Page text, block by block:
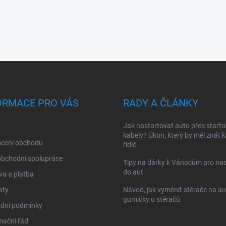
PRO VÁS
obchodu
spolupráce
a platba
podmínky
řád
RADY A ČLÁNKY
Jak nastartovat auto přes
kabely? Úkon, který by měl znát
řidič
Tipy na dárky k Vánocům pro
do aut
Návod, jak vyměnit stěrače na
gumičky u stěračů